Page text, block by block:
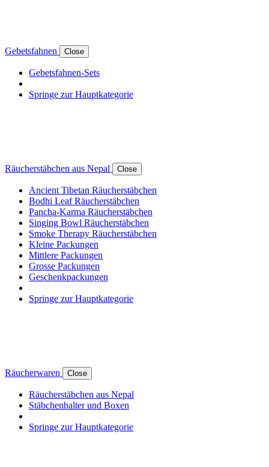
Gebetsfahnen Close
Gebetsfahnen-Sets
Springe zur Hauptkategorie
Räucherstäbchen aus Nepal Close
Ancient Tibetan Räucherstäbchen
Bodhi Leaf Räucherstäbchen
Pancha-Karma Räucherstäbchen
Singing Bowl Räucherstäbchen
Smoke Therapy Räucherstäbchen
Kleine Packungen
Mittlere Packungen
Grosse Packungen
Geschenkpackungen
Springe zur Hauptkategorie
Räucherwaren Close
Räucherstäbchen aus Nepal
Stäbchenhalter und Boxen
Springe zur Hauptkategorie